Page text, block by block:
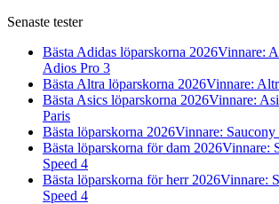
Senaste tester
Bästa Adidas löparskorna 2026Vinnare:
Adios Pro 3
Bästa Altra löparskorna 2026Vinnare:
Bästa Asics löparskorna 2026Vinnare:
Paris
Bästa löparskorna 2026Vinnare:
Bästa löparskorna för dam 2026Vinnare:
Speed 4
Bästa löparskorna för herr 2026Vinnare:
Speed 4